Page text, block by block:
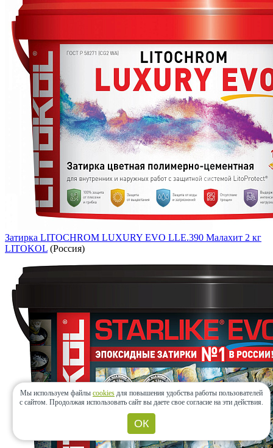
Затирка LITOCHROM LUXURY EVO LLE.390 Малахит 2 кг
LITOKOL (Россия)
Мы используем файлы cookies для повышения удобства работы пользователей
с сайтом. Продолжая использовать сайт вы даете свое согласие на эти действия.
ОК